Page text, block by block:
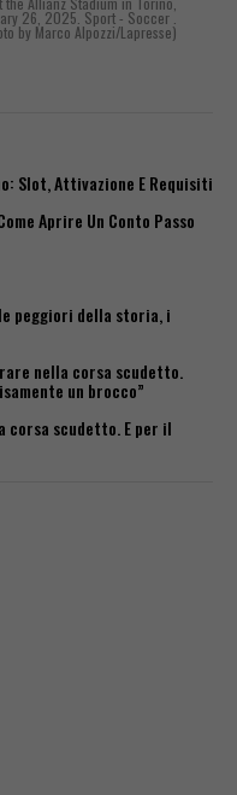
26, 2025. Sport - Soccer .
by Marco Alpozzi/Lapresse)
Slot, Attivazione E Requisiti
Aprire Un Conto Passo
peggiori della storia, i
nella corsa scudetto.
un brocco”
corsa scudetto. E per il